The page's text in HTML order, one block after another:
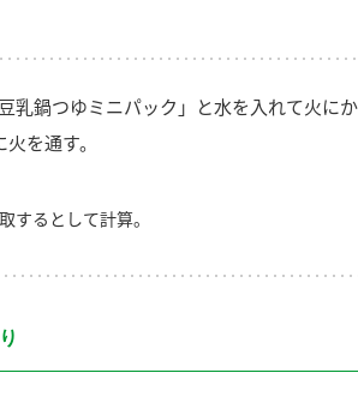
鍋つゆミニパック」と水を入れて火に
を通す。
するとして計算。